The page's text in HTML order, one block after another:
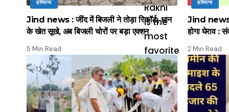
हरियाणा
Jind news : जींद में बिजली ने तोड़ा रिकॉर्ड, धान
के खेत सूखे, अब बिजली चोरों पर बड़ा एक्शन
5 Min Read
हरियाणा
Jind news :
होगा घेराव :
2 Min Read